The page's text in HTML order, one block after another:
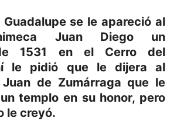
se le apareció al
Juan Diego un
1531 en el Cerro del
le pidió que le dijera al
de Zumárraga que le
templo en su honor, pero
le creyó.